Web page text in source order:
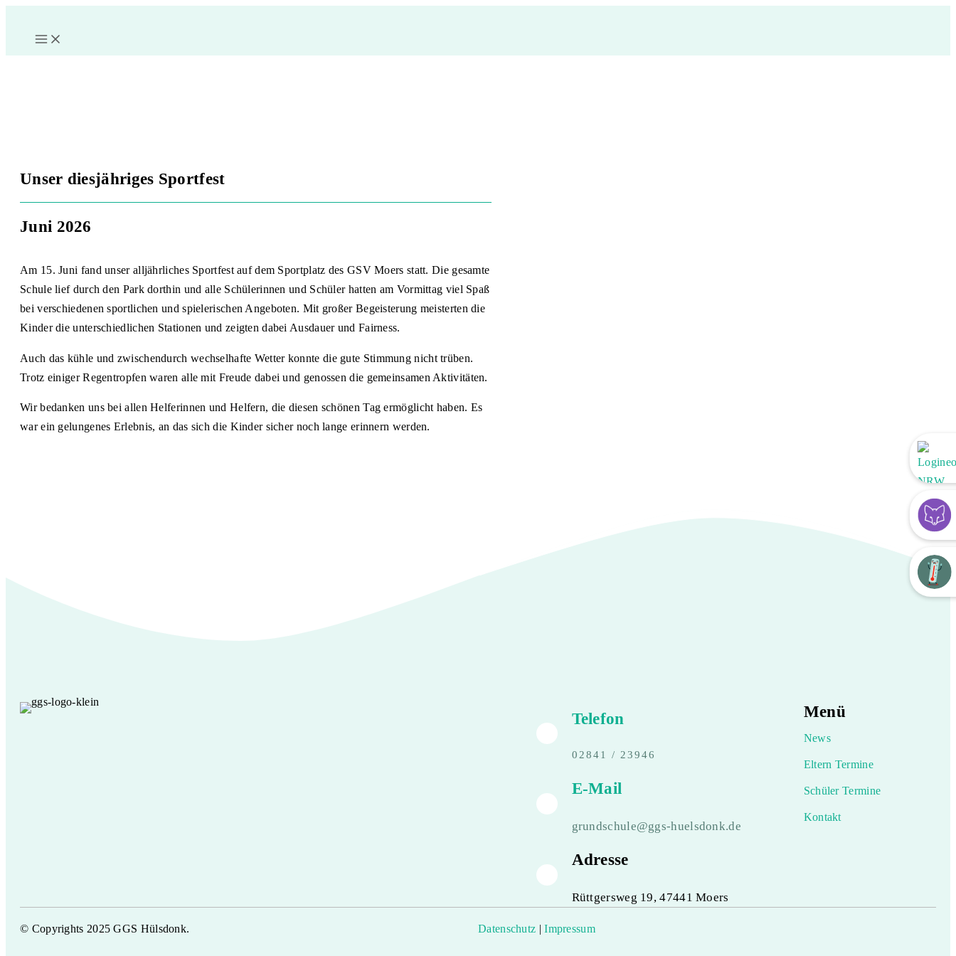
springen
Unser diesjähriges Sportfest
Juni 2026
Am 15. Juni fand unser alljährliches Sportfest auf dem Sportplatz des GSV Moers statt. Die gesamte
Schule lief durch den Park dorthin und alle Schülerinnen und Schüler hatten am Vormittag viel Spaß
bei verschiedenen sportlichen und spielerischen Angeboten. Mit großer Begeisterung meisterten die
Kinder die unterschiedlichen Stationen und zeigten dabei Ausdauer und Fairness.
Auch das kühle und zwischendurch wechselhafte Wetter konnte die gute Stimmung nicht trüben.
Trotz einiger Regentropfen waren alle mit Freude dabei und genossen die gemeinsamen Aktivitäten.
Wir bedanken uns bei allen Helferinnen und Helfern, die diesen schönen Tag ermöglicht haben. Es
war ein gelungenes Erlebnis, an das sich die Kinder sicher noch lange erinnern werden.
Telefon
02841 / 23946
E-Mail
grundschule@ggs-huelsdonk.de
Adresse
Rüttgersweg 19, 47441 Moers
Menü
News
Eltern Termine
Schüler Termine
Kontakt
© Copyrights 2025 GGS Hülsdonk. Datenschutz |Impressum